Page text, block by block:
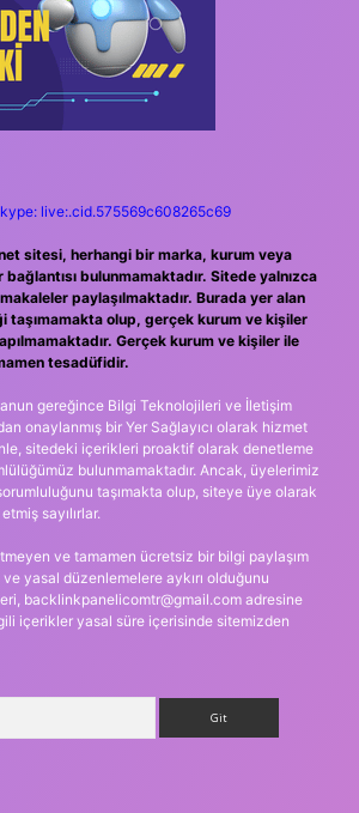
live:.cid.575569c608265c69
sitesi, herhangi bir marka, kurum veya
bulunmamaktadır. Sitede yalnızca
makaleler paylaşılmaktadır. Burada yer alan
taşımamakta olup, gerçek kurum ve kişiler
Gerçek kurum ve kişiler ile
tesadüfidir.
gereğince Bilgi Teknolojileri ve İletişim
onaylanmış bir Yer Sağlayıcı olarak hizmet
sitedeki içerikleri proaktif olarak denetleme
bulunmamaktadır. Ancak, üyelerimiz
taşımakta olup, siteye üye olarak
sayılırlar.
ve tamamen ücretsiz bir bilgi paylaşım
yasal düzenlemelere aykırı olduğunu
backlinkpanelicomtr@gmail.com adresine
içerikler yasal süre içerisinde sitemizden